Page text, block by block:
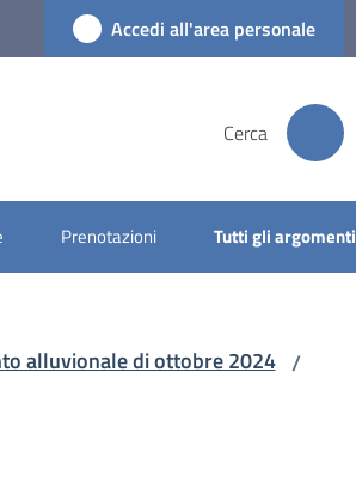
Accedi all'area personale
Cerca
Prenotazioni Tutti gli argomenti
alluvionale di ottobre 2024 /